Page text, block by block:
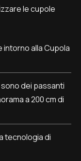
le cupole
intorno alla Cupola
dei passanti
a 200 cm di
tecnologia di